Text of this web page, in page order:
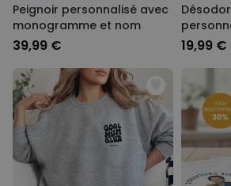
Peignoir personnalisé avec
monogramme et nom
39,99 €
chanson
19,99 €
PERFORMANCE
NON CLASSÉ